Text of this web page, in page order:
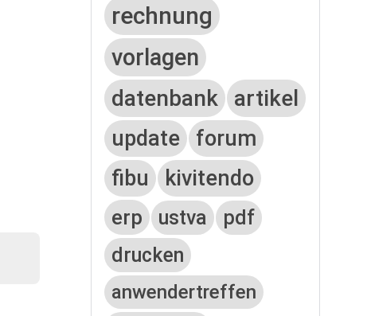
rechnung
vorlagen
datenbank artikel
update
forum
fibu
kivitendo
erp ustva
pdf
drucken
anwendertreffen